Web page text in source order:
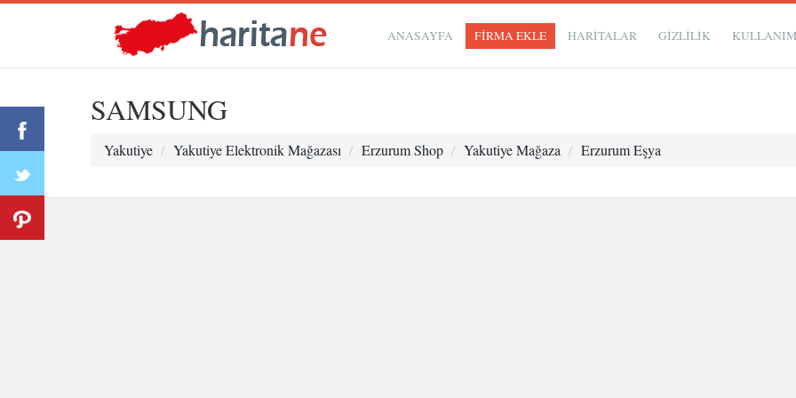
ANASAYFA FİRMA EKLE HARİTALAR GIZLILIK
SAMSUNG
Yakutiye Yakutiye Elektronik Mağazası Erzurum Shop Yakutiye Mağaza Erzurum Eşya